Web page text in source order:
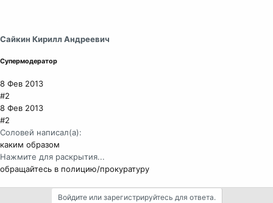
Сайкин Кирилл Андреевич
Супермодератор
8 Фев 2013
#2
8 Фев 2013
#2
Соловей написал(а):
каким образом
Нажмите для раскрытия...
обращайтесь в полицию/прокуратуру
Войдите или зарегистрируйтесь для ответа.